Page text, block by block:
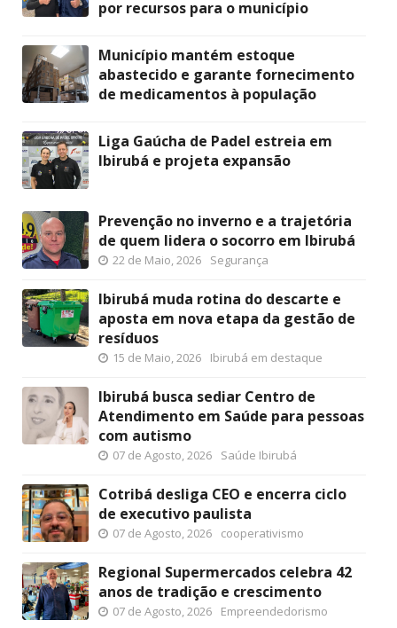
por recursos para o município
Município mantém estoque
abastecido e garante fornecimento
de medicamentos à população
Liga Gaúcha de Padel estreia em
Ibirubá e projeta expansão
Prevenção no inverno e a trajetória
de quem lidera o socorro em Ibirubá
22 de Maio, 2026 Segurança
Ibirubá muda rotina do descarte e
aposta em nova etapa da gestão de
resíduos
15 de Maio, 2026 Ibirubá em destaque
Ibirubá busca sediar Centro de
Atendimento em Saúde para pessoas
com autismo
07 de Agosto, 2026 Saúde Ibirubá
Cotribá desliga CEO e encerra ciclo
de executivo paulista
07 de Agosto, 2026 cooperativismo
Regional Supermercados celebra 42
anos de tradição e crescimento
07 de Agosto, 2026 Empreendedorismo